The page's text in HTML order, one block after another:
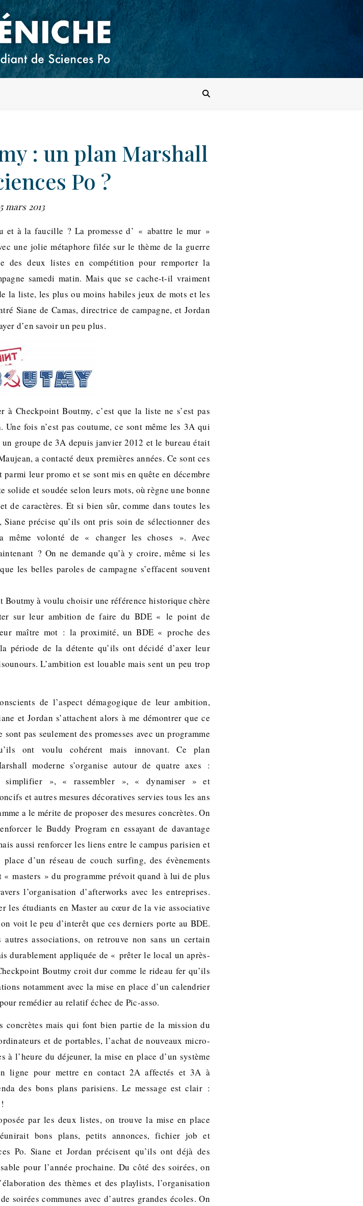
: un plan Marshall
Po ?
mars 2013
et à la faucille ? La promesse d’ « abattre le mur »
une jolie métaphore filée sur le thème de la guerre
des deux listes en compétition pour remporter la
samedi matin. Mais que se cache-t-il vraiment
la liste, les plus ou moins habiles jeux de mots et les
Siane de Camas, directrice de campagne, et Jordan
d’en savoir un peu plus.
Checkpoint Boutmy, c’est que la liste ne s’est pas
fois n’est pas coutume, ce sont même les 3A qui
groupe de 3A depuis janvier 2012 et le bureau était
a contacté deux premières années. Ce sont ces
leur promo et se sont mis en quête en décembre
et soudée selon leurs mots, où règne une bonne
de caractères. Et si bien sûr, comme dans toutes les
précise qu’ils ont pris soin de sélectionner des
même volonté de « changer les choses ». Avec
? On ne demande qu’à y croire, même si les
les belles paroles de campagne s’effacent souvent
à voulu choisir une référence historique chère
sur leur ambition de faire du BDE « le point de
maître mot : la proximité, un BDE « proche des
période de la détente qu’ils ont décidé d’axer leur
L’ambition est louable mais sent un peu trop
de l’aspect démagogique de leur ambition,
et Jordan s’attachent alors à me démontrer que ce
sont pas seulement des promesses avec un programme
ont voulu cohérent mais innovant. Ce plan
moderne s’organise autour de quatre axes :
simplifier », « rassembler », « dynamiser » et
et autres mesures décoratives servies tous les ans
a le mérite de proposer des mesures concrètes. On
le Buddy Program en essayant de davantage
aussi renforcer les liens entre le campus parisien et
d’un réseau de couch surfing, des évènements
masters » du programme prévoit quand à lui de plus
l’organisation d’afterworks avec les entreprises.
les étudiants en Master au cœur de la vie associative
voit le peu d’interêt que ces derniers porte au BDE.
associations, on retrouve non sans un certain
durablement appliquée de « prêter le local un après-
Boutmy croit dur comme le rideau fer qu’ils
notamment avec la mise en place d’un calendrier
remédier au relatif échec de Pic-asso.
concrètes mais qui font bien partie de la mission du
et de portables, l’achat de nouveaux micro-
à l’heure du déjeuner, la mise en place d’un système
ligne pour mettre en contact 2A affectés et 3A à
des bons plans parisiens. Le message est clair :
par les deux listes, on trouve la mise en place
bons plans, petits annonces, fichier job et
Po. Siane et Jordan précisent qu’ils ont déjà des
pour l’année prochaine. Du côté des soirées, on
des thèmes et des playlists, l’organisation
soirées communes avec d’autres grandes écoles. On